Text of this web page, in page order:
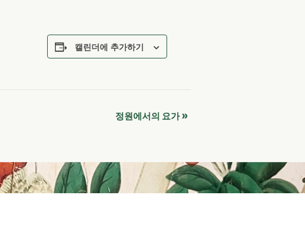
캘린더에 추가하기
정원에서의 요가»